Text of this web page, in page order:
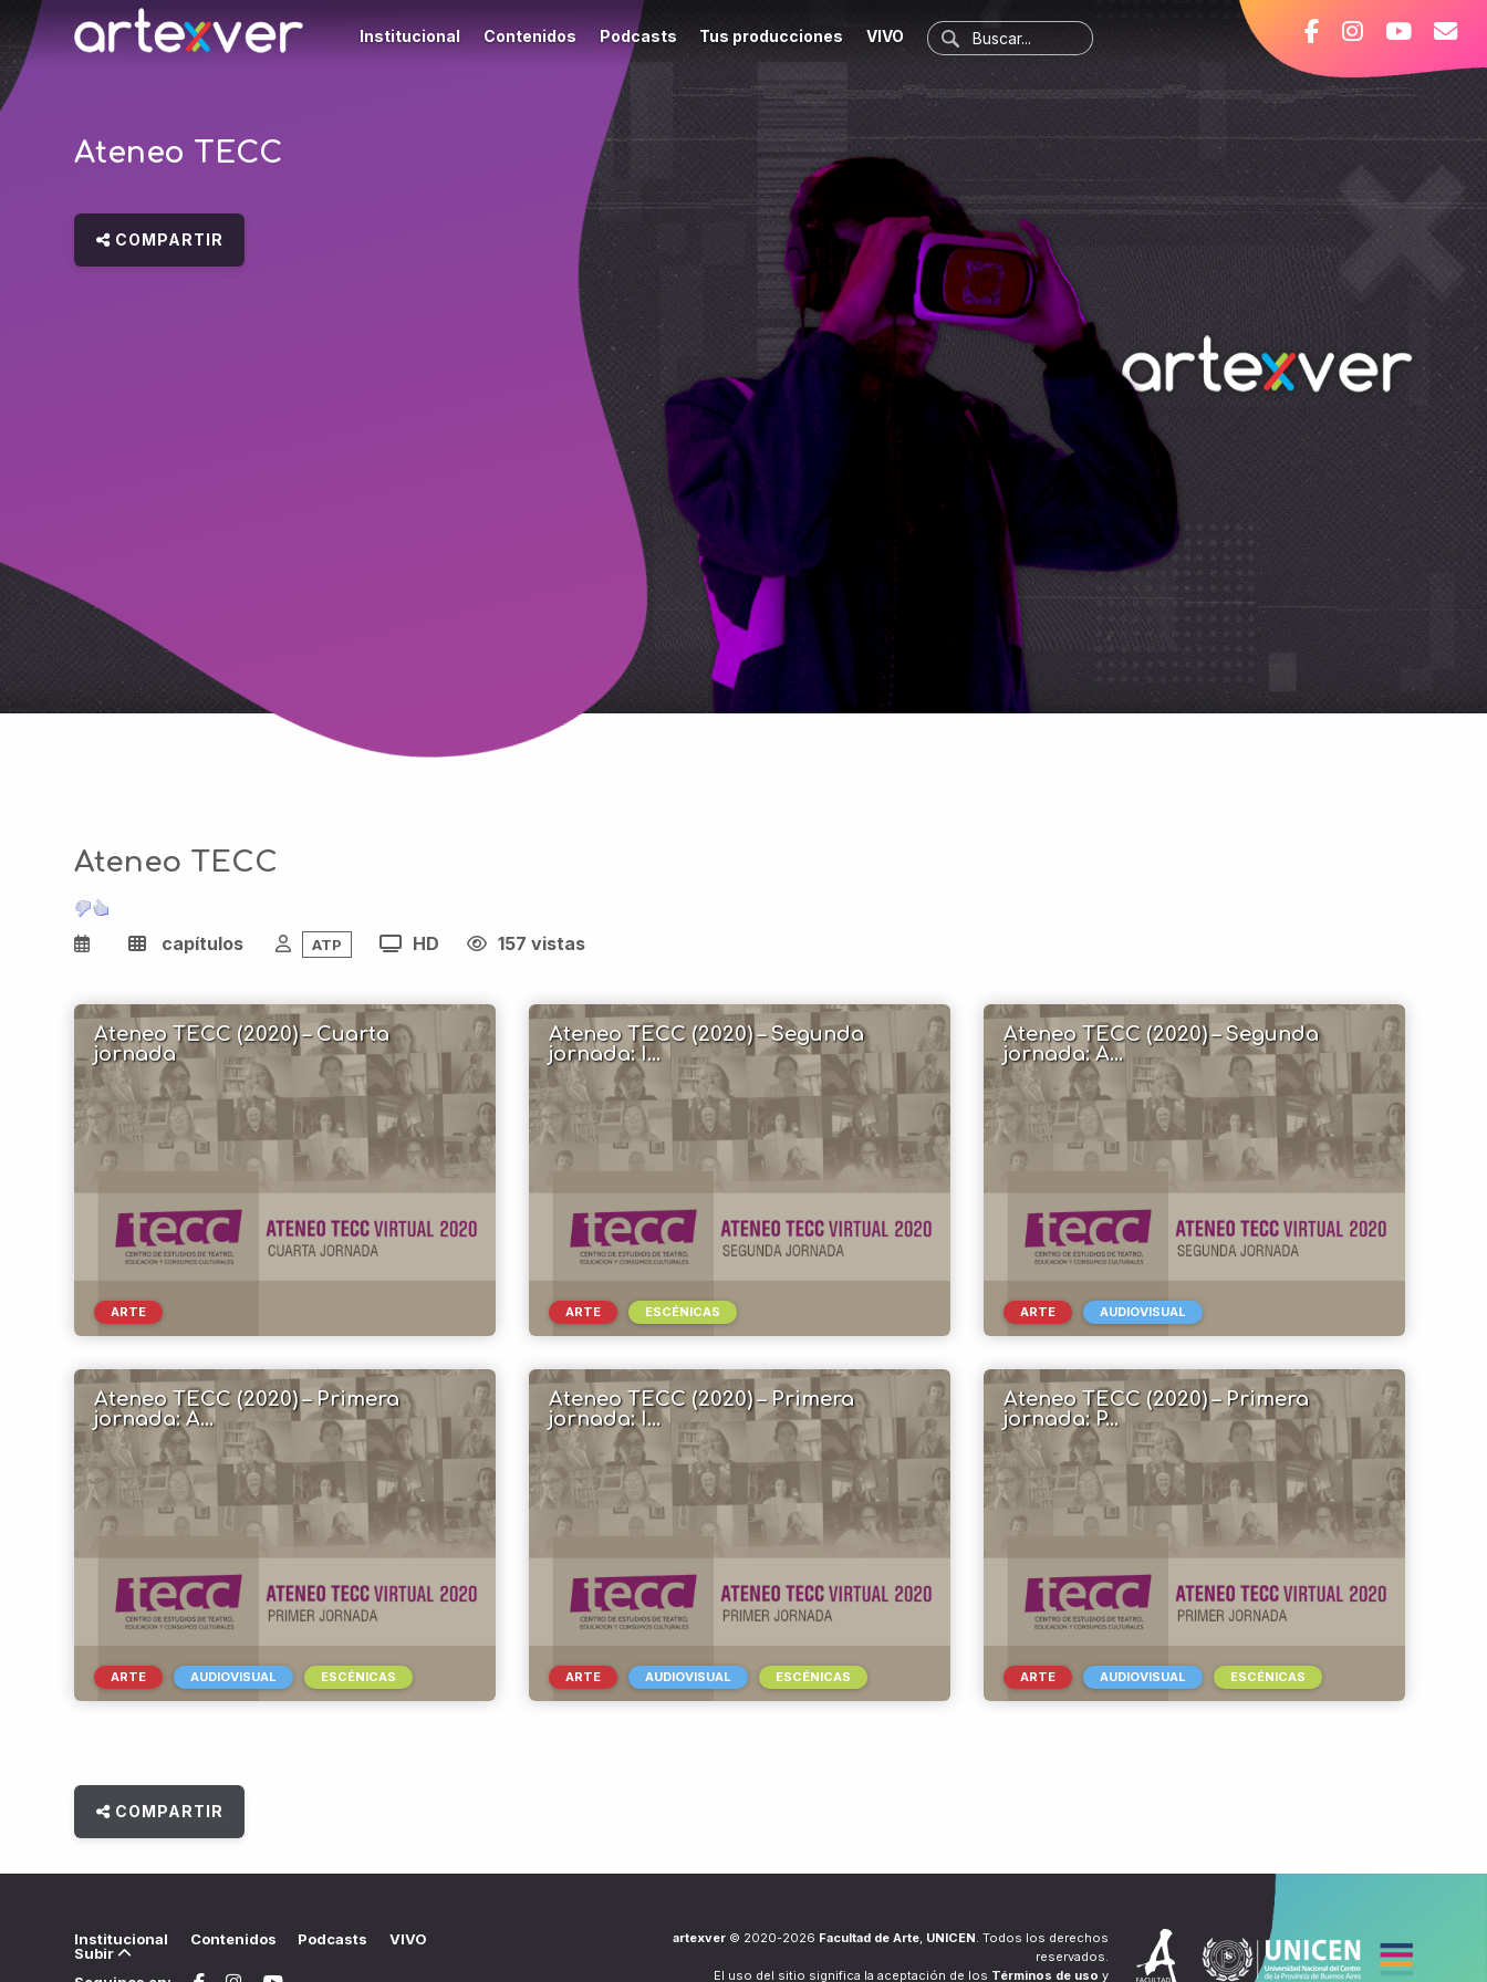
Institucional Contenidos Podcasts Tus producciones VIVO
Ateneo TECC
COMPARTIR
Ateneo TECC
capítulos ATP HD 157 vistas
Ateneo TECC (2020) – Cuarta
jornada
ARTE
Ateneo TECC (2020) – Segunda
jornada: I...
ARTE ESCÉNICAS
Ateneo TECC (2020) – Segunda
jornada: A...
ARTE AUDIOVISUAL
Ateneo TECC (2020) – Primera
jornada: A...
ARTE AUDIOVISUAL ESCÉNICAS
Ateneo TECC (2020) – Primera
jornada: I...
ARTE AUDIOVISUAL ESCÉNICAS
Ateneo TECC (2020) – Primera
jornada: P...
ARTE AUDIOVISUAL ESCÉNICAS
COMPARTIR
artexver© 2020-2026 Facultad de Arte, UNICEN . Todos los derechos
reservados.
El uso del sitio significa la aceptación de los Términos de uso y
Institucional Contenidos Podcasts
VIVO
Subir